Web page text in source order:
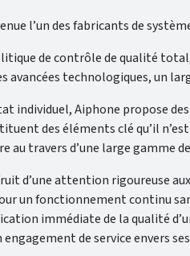
l’un des fabricants de
de contrôle de qualité
avancées technologiques, un
individuel, Aiphone propose
des éléments clé qu’il
au travers d’une large gamme
d’une attention rigoureuse
un fonctionnement continu
immédiate de la qualité
de service envers